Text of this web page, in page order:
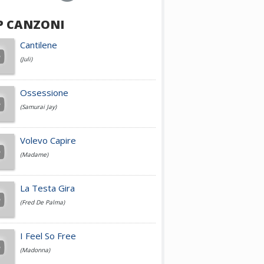
Achille Lauro
Cesare Cremonini
Jovanotti
Fedez
Simone Cristicchi
CANZONI
Cantilene
(Juli)
Ossessione
(Samurai Jay)
Volevo Capire
(Madame)
La Testa Gira
(Fred De Palma)
I Feel So Free
(Madonna)